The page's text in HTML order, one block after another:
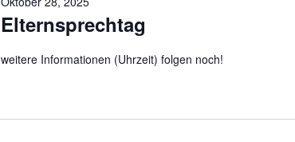
Elternsprechtag
weitere Informationen (Uhrzeit) folgen noch!